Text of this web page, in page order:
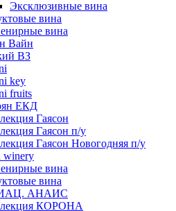
Эксклюзивные вина
вина
вина
Вайн
ВЗ
key
fruits
ЕКД
Гаясон
Гаясон п/у
Гаясон Новогодняя п/у
winery
вина
вина
АНАИС
КОРОНА